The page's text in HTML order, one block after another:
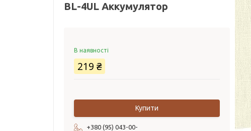
BL-4UL Аккумулятор
В наявності
219 ₴
Купити
+380 (95) 043-00-